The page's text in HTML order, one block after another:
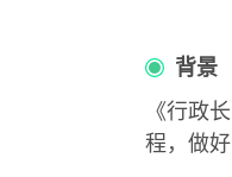
背景
《行政
程，做